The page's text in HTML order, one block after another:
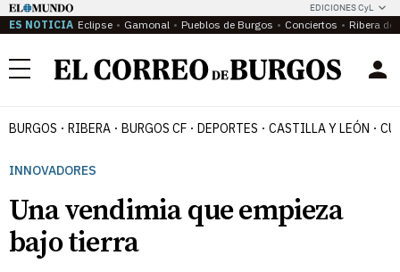
EDICIONES CyL
ES NOTICIA Eclipse Gamonal Pueblos de Burgos Conciertos Ribera del
Menú
BURGOS RIBERA BURGOS CF DEPORTES CASTILLA Y LEÓN
INNOVADORES
Una vendimia que empieza
bajo tierra